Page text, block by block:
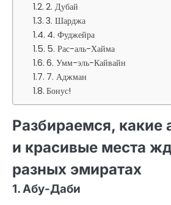
2. Дубай
3. Шарджа
4. Фуджейра
5. Рас-аль-Хайма
6. Умм-эль-Кайвайн
7. Аджман
Бонус!
Разбираемся, какие
и красивые места
разных эмиратах
1. Абу-Даби